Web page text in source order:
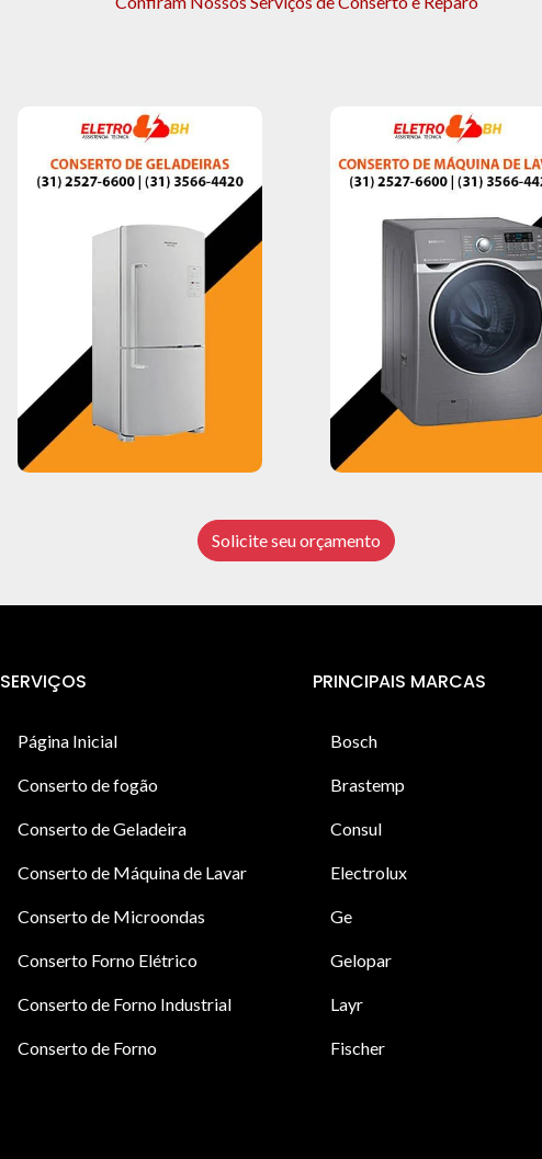
Solicite seu orçamento
SERVIÇOS
Página Inicial
Conserto de fogão
Conserto de Geladeira
Conserto de Máquina de Lavar
Conserto de Microondas
Conserto Forno Elétrico
Conserto de Forno Industrial
Conserto de Forno
PRINCIPAIS MARCAS
Bosch
Brastemp
Consul
Electrolux
Ge
Gelopar
Layr
Fischer